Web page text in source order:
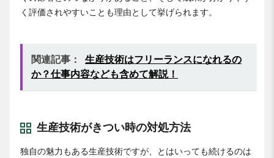
く評価されやすいことも理由として挙げられます。
関連記事：
生産技術はフリーランスになれるの
か？仕事内容なども含めて解説！
生産技術がきつい時の対処方法
独自の魅力もある生産技術ですが、とはいっても続けるのは